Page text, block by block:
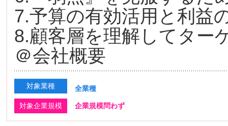
7.予算の有効活用と利益
8.顧客層を理解してター
＠会社概要
対象業種 全業種
対象企業規模 企業規模問わず